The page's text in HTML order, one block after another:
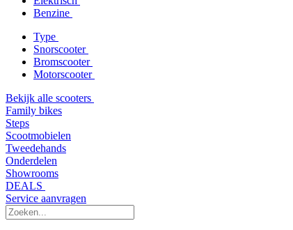
Benzine
Type
Snorscooter
Bromscooter
Motorscooter
Bekijk alle scooters
Family bikes
Steps
Scootmobielen
Tweedehands
Onderdelen
Showrooms
DEALS
Service aanvragen